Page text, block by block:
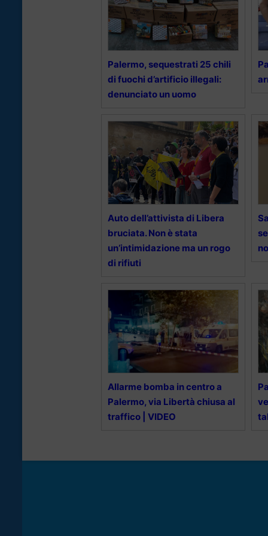
Palermo, sequestrati 25 chili
di fuochi d’artificio illegali:
denunciato un uomo
Auto dell’attivista di Libera
bruciata. Non è stata
un’intimidazione ma un rogo
di rifiuti
Allarme bomba in centro a
Palermo, via Libertà chiusa al
traffico | VIDEO